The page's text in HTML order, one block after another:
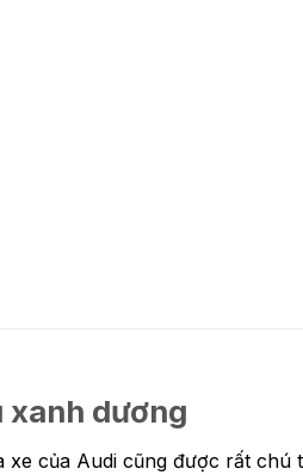
xanh dương
của Audi cũng được rất